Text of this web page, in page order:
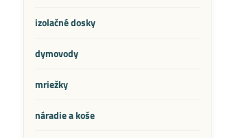
izolačné dosky
dymovody
mriežky
náradie a koše